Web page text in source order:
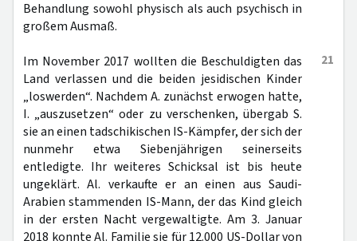
Behandlung sowohl physisch als auch psychisch in
großem Ausmaß.
21
Im November 2017 wollten die Beschuldigten das
Land verlassen und die beiden jesidischen Kinder
„loswerden“. Nachdem A. zunächst erwogen hatte,
I. „auszusetzen“ oder zu verschenken, übergab S.
sie an einen tadschikischen IS-Kämpfer, der sich der
nunmehr etwa Siebenjährigen seinerseits
entledigte. Ihr weiteres Schicksal ist bis heute
ungeklärt. Al. verkaufte er an einen aus Saudi-
Arabien stammenden IS-Mann, der das Kind gleich
in der ersten Nacht vergewaltigte. Am 3. Januar
2018 konnte Al. Familie sie für 12.000 US-Dollar von